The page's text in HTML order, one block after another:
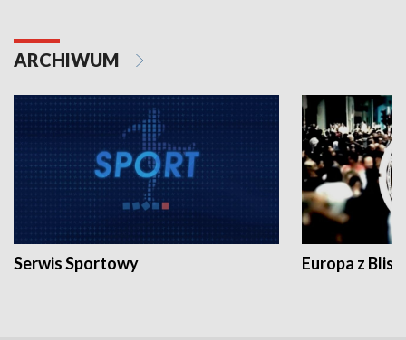
ARCHIWUM
Serwis Sportowy Europa z